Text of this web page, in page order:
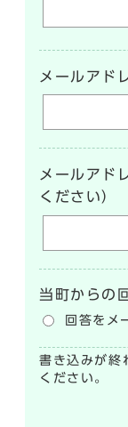
メールアド
メールアド
ください）
当町からの
回答をメ
書き込みが終
ください。